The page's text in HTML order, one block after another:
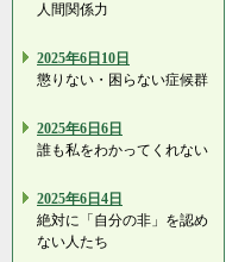
人間関係力
2025年6日10日
懲りない・困らない症候群
2025年6日6日
誰も私をわかってくれない
2025年6日4日
絶対に「自分の非」を認め
ない人たち